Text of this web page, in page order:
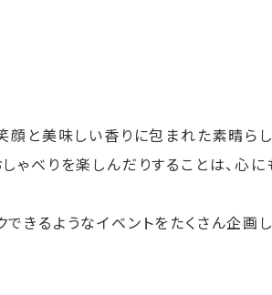
顔と美味しい香りに包まれた素晴ら
ゃべりを楽しんだりすることは、心
きるようなイベントをたくさん企画